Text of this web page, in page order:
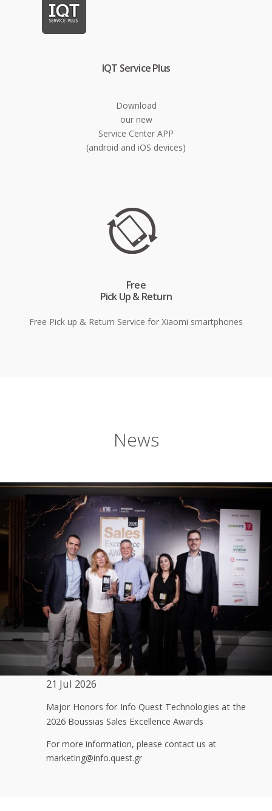
IQT Service Plus
Download
our new
Service Center APP
(android and iOS devices)
Free
Pick Up & Return
Free Pick up & Return Service for Xiaomi smartphones
News
21 Jul 2026
Major Honors for Info Quest Technologies at the
2026 Boussias Sales Excellence Awards
For more information, please contact us at
marketing@info.quest.gr